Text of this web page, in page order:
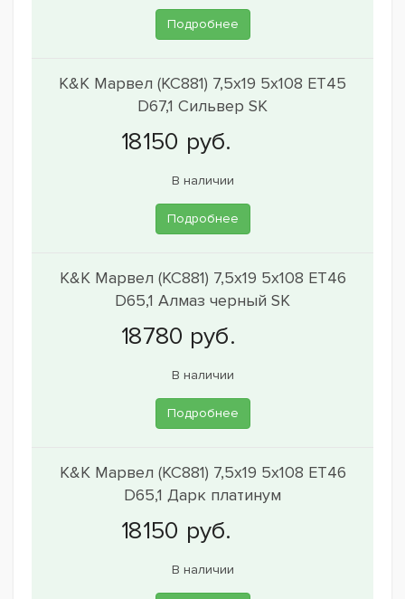
Подробнее
K&K Марвел (КС881) 7,5x19 5x108 ET45
D67,1 Сильвер SK
В наличии
Подробнее
K&K Марвел (КС881) 7,5x19 5x108 ET46
D65,1 Алмаз черный SK
В наличии
Подробнее
K&K Марвел (КС881) 7,5x19 5x108 ET46
D65,1 Дарк платинум
В наличии